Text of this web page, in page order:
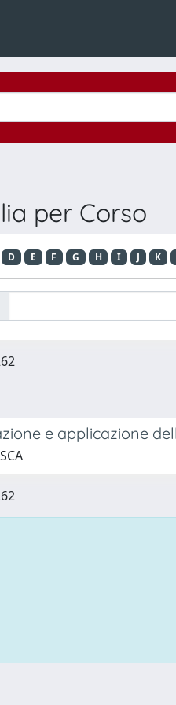
per Corso
D E F G H I J K
e applicazione